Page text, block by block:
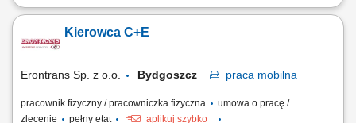
Otrzymujesz pełną stawkę godzinową brutto w wysokości 16,36 €. Na tę
godzinę oraz dodatek ADV, dodatek urlopowy i udział w zyskach. W
zależności od Twoich obowiązków możesz też otrzymać dodatkowe
Kierowca C+E
Erontrans Sp. z o.o. Bydgoszcz praca mobilna
pracownik fizyczny / pracowniczka fizyczna
umowa o pracę /
zlecenie
pełny etat
aplikuj szybko